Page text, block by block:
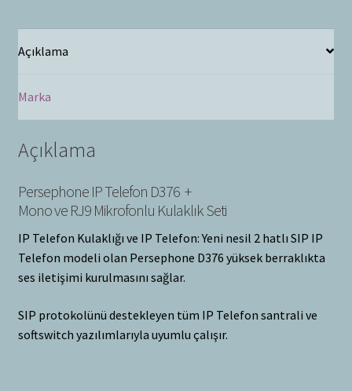
Açıklama
Marka
Açıklama
Persephone IP Telefon D376 +
Mono ve RJ9 Mikrofonlu Kulaklık Seti
IP Telefon Kulaklığı ve IP Telefon: Yeni nesil 2 hatlı SIP IP
Telefon modeli olan Persephone D376 yüksek berraklıkta
ses iletişimi kurulmasını sağlar.
SIP protokolünü destekleyen tüm IP Telefon santrali ve
softswitch yazılımlarıyla uyumlu çalışır.